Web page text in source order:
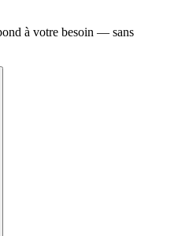
à votre besoin — sans